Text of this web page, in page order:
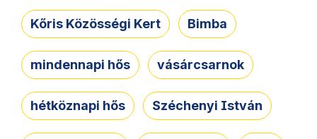
Kőris Közösségi Kert Bimba
mindennapi hős vásárcsarnok
hétköznapi hős Széchenyi István